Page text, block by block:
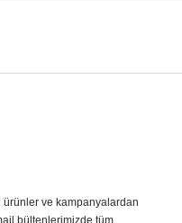
ürünler ve kampanyalardan
bültenlerimizde tüm